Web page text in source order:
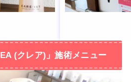
(クレア)」施術メニュー